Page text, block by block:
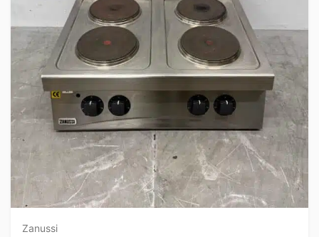
Zanussi